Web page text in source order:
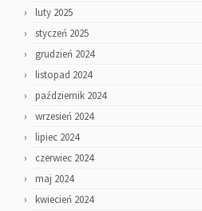
luty 2025
styczeń 2025
grudzień 2024
listopad 2024
październik 2024
wrzesień 2024
lipiec 2024
czerwiec 2024
maj 2024
kwiecień 2024